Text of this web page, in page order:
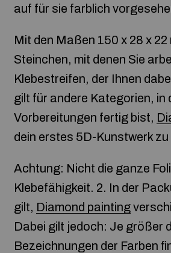
auf für sie farblich
Mit den Maßen 150 x 28 x
Steinchen, mit denen Sie
Klebestreifen, der Ihnen
gilt für andere Kategorien, in
Vorbereitungen fertig bist,
dein erstes 5D-Kunstwerk
Achtung: Nicht die ganze
Klebefähigkeit. 2. In der
gilt, Diamond painting
Dabei gilt jedoch: Je größer
Bezeichnungen der Farben